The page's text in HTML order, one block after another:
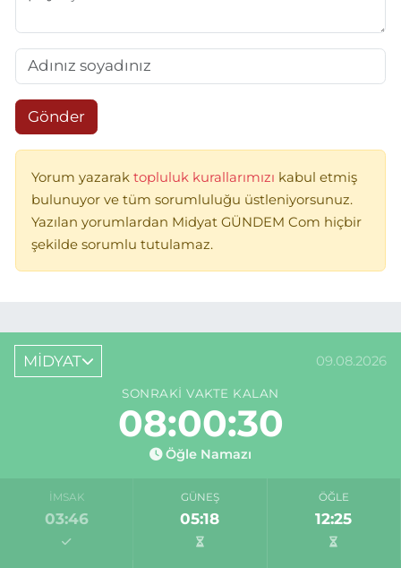
Gönder
Yorum yazarak topluluk kurallarımızı kabul etmiş
bulunuyor ve tüm sorumluluğu üstleniyorsunuz.
Yazılan yorumlardan Midyat GÜNDEM Com hiçbir
şekilde sorumlu tutulamaz.
MİDYAT 09.08.2026
SONRAKI VAKTE KALAN
08:00:30
Öğle Namazı
İMSAK
03:46
GÜNEŞ
05:18
ÖĞLE
12:25